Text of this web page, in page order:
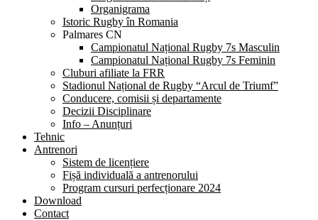
Organigrama
Istoric Rugby în Romania
Palmares CN
Campionatul Național Rugby 7s Masculin
Campionatul Național Rugby 7s Feminin
Cluburi afiliate la FRR
Stadionul Național de Rugby “Arcul de Triumf”
Conducere, comisii și departamente
Decizii Disciplinare
Info – Anunțuri
Tehnic
Antrenori
Sistem de licențiere
Fișă individuală a antrenorului
Program cursuri perfecționare 2024
Download
Contact